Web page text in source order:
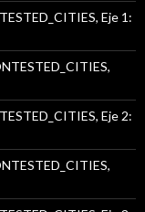
Eje 1:
Eje 2: